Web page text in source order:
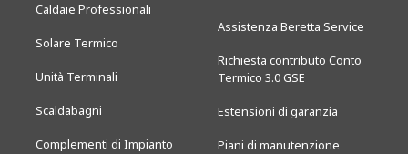
Caldaie Professionali
Solare Termico
Unità Terminali
Scaldabagni
Complementi di Impianto
Assistenza Beretta Service
Richiesta contributo Conto
Termico 3.0 GSE
Estensioni di garanzia
Piani di manutenzione